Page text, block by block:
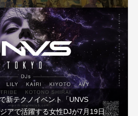
新テクノイベント「UNVS
アで活躍する女性DJが7月19日に